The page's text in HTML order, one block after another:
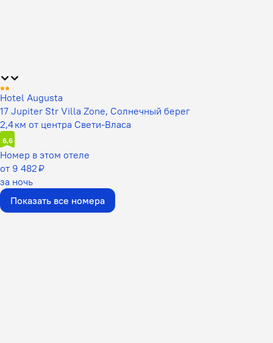
Hotel Augusta
17 Jupiter Str Villa Zone, Солнечный берег
2,4 км от центра Свети-Власа
6,6
Номер в этом отеле
от 9 482 ₽
за ночь
Показать все номера